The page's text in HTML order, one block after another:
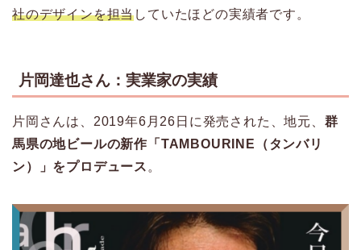
社のデザインを担当していたほどの実績者です。
片岡達也さん：実業家の実績
片岡さんは、2019年6月26日に発売された、地元、 群
馬県の地ビールの新作「TAMBOURINE（タンバリ
ン）」をプロデュース 。